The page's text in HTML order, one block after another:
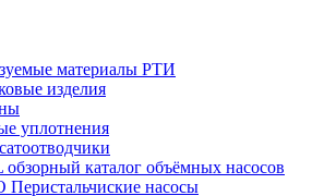
материалы РТИ
изделия
уплотнения
каталог объёмных насосов
Перистальчиские насосы